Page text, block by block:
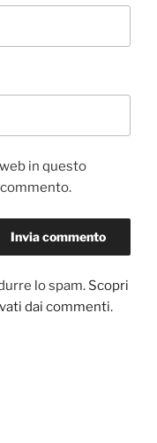
in questo
lo spam. Scopri
dai commenti.